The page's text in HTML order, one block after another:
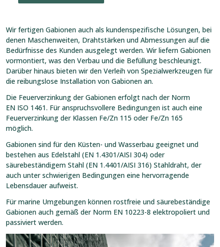
Wir fertigen Gabionen auch als kundenspezifische Lösungen, bei
denen Maschenweiten, Drahtstärken und Abmessungen auf die
Bedürfnisse des Kunden ausgelegt werden. Wir liefern Gabionen
vormontiert, was den Verbau und die Befüllung beschleunigt.
Darüber hinaus bieten wir den Verleih von Spezialwerkzeugen für
die reibungslose Installation von Gabionen an.
Die Feuerverzinkung der Gabionen erfolgt nach der Norm
EN ISO 1461. Für anspruchsvollere Bedingungen ist auch eine
Feuerverzinkung der Klassen Fe/Zn 115 oder Fe/Zn 165
möglich.
Gabionen sind für den Küsten- und Wasserbau geeignet und
bestehen aus Edelstahl (EN 1.4301/AISI 304) oder
säurebeständigem Stahl (EN 1.4401/AISI 316) Stahldraht, der
auch unter schwierigen Bedingungen eine hervorragende
Lebensdauer aufweist.
Für marine Umgebungen können rostfreie und säurebeständige
Gabionen auch gemäß der Norm EN 10223-8 elektropoliert und
passiviert werden.